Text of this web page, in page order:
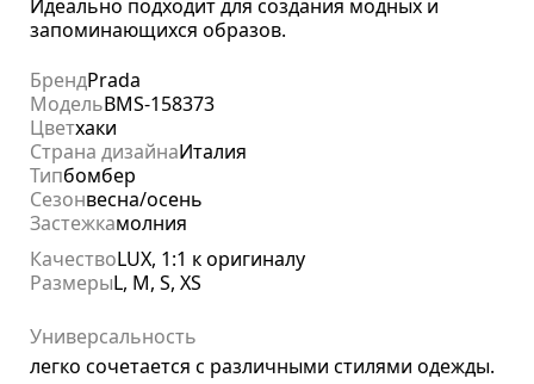
Идеально подходит для создания модных и
запоминающихся образов.
БрендPrada
МодельBMS-158373
Цветхаки
Страна дизайнаИталия
Типбомбер
Сезонвесна/осень
Застежкамолния
КачествоLUX, 1:1 к оригиналу
РазмерыL, M, S, XS
Универсальность
легко сочетается с различными стилями одежды.